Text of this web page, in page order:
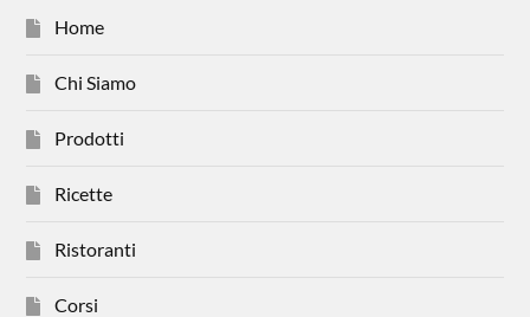
Home
Chi Siamo
Prodotti
Ricette
Ristoranti
Corsi